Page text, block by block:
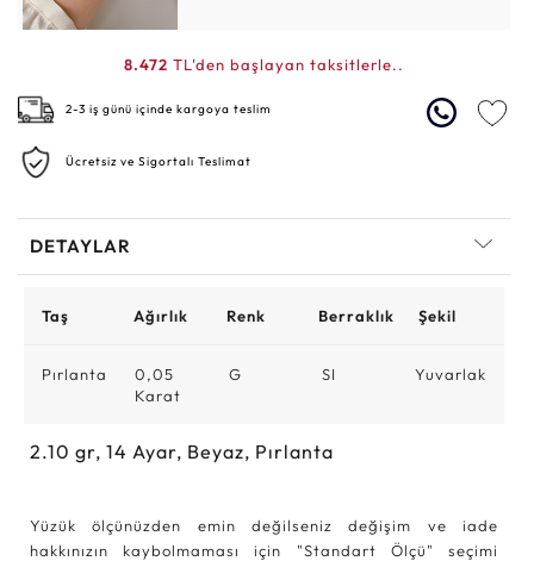
8.472 TL'den başlayan taksitlerle..
2-3 iş günü içinde kargoya teslim
Ücretsiz ve Sigortalı Teslimat
DETAYLAR
Taş Ağırlık Renk Berraklık Şekil
Pırlanta
0,05
Karat
G SI Yuvarlak
2.10 gr, 14 Ayar, Beyaz, Pırlanta
Yüzük ölçünüzden emin değilseniz değişim ve iade
hakkınızın kaybolmaması için "Standart Ölçü" seçimi